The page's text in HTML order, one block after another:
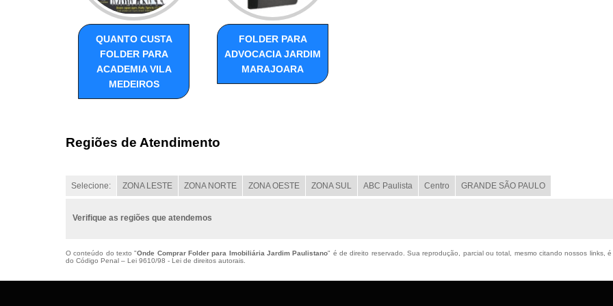
QUANTO CUSTA
FOLDER PARA
ACADEMIA VILA
MEDEIROS
FOLDER PARA
ADVOCACIA JARDIM
MARAJOARA
Regiões de Atendimento
Selecione: ZONA LESTE ZONA NORTE ZONA OESTE ZONA SUL ABC Paulista Centro GRANDE SÃO PAULO
Verifique as regiões que atendemos
O conteúdo do texto "Onde Comprar Folder para Imobiliária Jardim Paulistano" é de direito reservado. Sua reprodução, parcial ou total, mesmo citando nossos
do Código Penal – Lei 9610/98 - Lei de direitos autorais